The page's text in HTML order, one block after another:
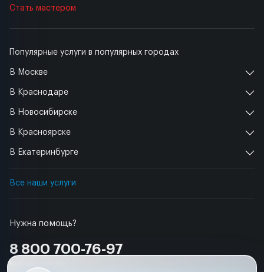
Нужна помощь?
8 800 700-76-97
Популярные услуги в популярных городах
В Москве
В Краснодаре
В Новосибирске
В Красноярске
В Екатеринбурге
Все наши услуги
Стать мастером